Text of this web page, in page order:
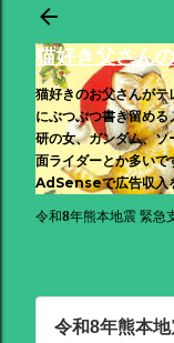
猫好き父さん
猫好きのお父さんがテ
にぶつぶつ書き留め
研の女、ガンダム、ソ
面ライダーとか多い
AdSenseで広告収入
令和8年熊本地震 緊急
令和8年熊本